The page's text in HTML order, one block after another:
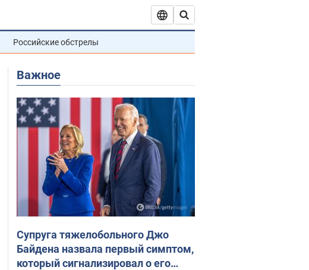
Российские обстрелы
Важное
Супруга тяжелобольного Джо
Байдена назвала первый симптом,
который сигнализировал о его